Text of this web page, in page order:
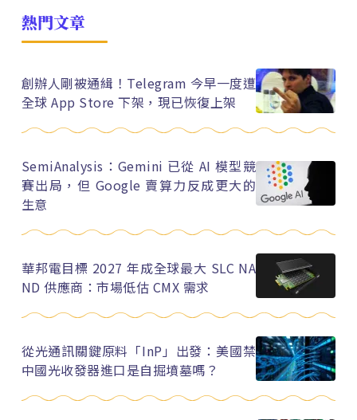
熱門文章
創辦人剛被通緝！Telegram 今早一度遭
全球 App Store 下架，現已恢復上架
SemiAnalysis：Gemini 已從 AI 模型競
賽出局，但 Google 賣算力反成更大的
生意
華邦電目標 2027 年成全球最大 SLC NA
ND 供應商：市場低估 CMX 需求
從光通訊關鍵原料「InP」出發：美國禁
中國光收發器進口是自掘墳墓嗎？